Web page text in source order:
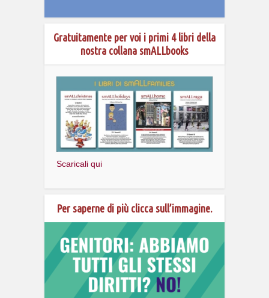
Gratuitamente per voi i primi 4 libri della
nostra collana smALLbooks
Scaricali qui
Per saperne di più clicca sull’immagine.